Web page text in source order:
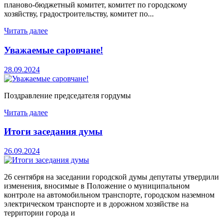
планово-бюджетный комитет, комитет по городскому
хозяйству, градостроительству, комитет по...
Читать далее
Уважаемые саровчане!
28.09.2024
Поздравление председателя гордумы
Читать далее
Итоги заседания думы
26.09.2024
26 сентября на заседании городской думы депутаты утвердили
изменения, вносимые в Положение о муниципальном
контроле на автомобильном транспорте, городском наземном
электрическом транспорте и в дорожном хозяйстве на
территории города и